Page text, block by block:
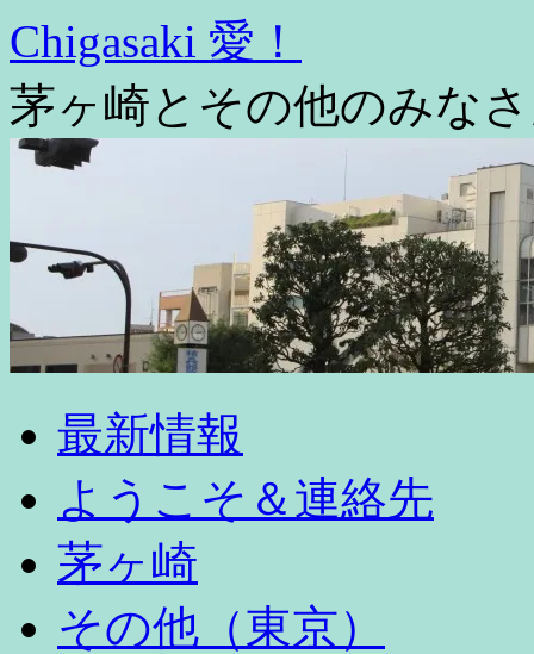
ン
テ
ン
ツ
へ
プ
Chigasaki 愛！
茅ヶ崎とその他のみな
最新情報
ようこそ＆連絡先
茅ヶ崎
その他（東京）